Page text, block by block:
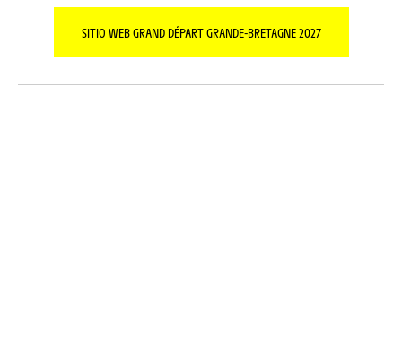
SITIO WEB GRAND DÉPART GRANDE-BRETAGNE 2027